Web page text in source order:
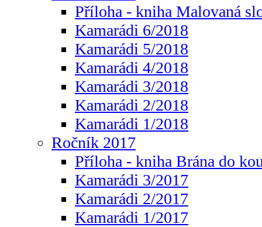
Příloha - kniha Malovaná
Kamarádi 6/2018
Kamarádi 5/2018
Kamarádi 4/2018
Kamarádi 3/2018
Kamarádi 2/2018
Kamarádi 1/2018
Ročník 2017
Příloha - kniha Brána do
Kamarádi 3/2017
Kamarádi 2/2017
Kamarádi 1/2017